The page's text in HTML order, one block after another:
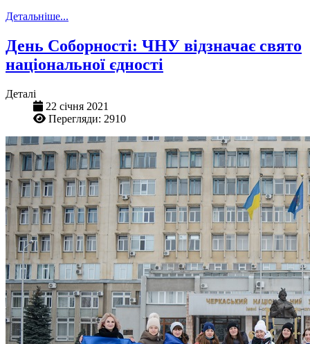
Детальніше...
День Соборності: ЧНУ відзначає свято
національної єдності
Деталі
22 січня 2021
Перегляди: 2910